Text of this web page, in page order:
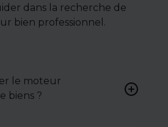
dans la recherche de
bien professionnel.
le moteur
biens ?